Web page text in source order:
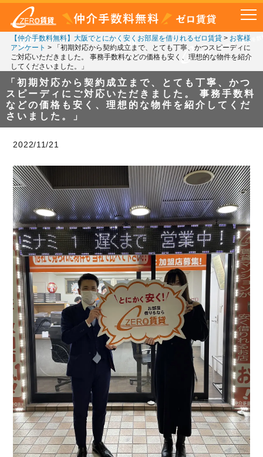
【仲介手数料無料】大阪でとにかく安くお部屋を借りれるゼロ賃貸> お客様
アンケート >
「初期対応から契約成立まで、とても丁寧、かつスピーディに
ご対応いただきました。 事務手数料などの価格も安く、理想的な物件を紹介
してくださいました。」
「初期対応から契約成立まで、とても丁寧、かつ
スピーディにご対応いただきました。 事務手数料
などの価格も安く、理想的な物件を紹介してくだ
さいました。」
2022/11/21